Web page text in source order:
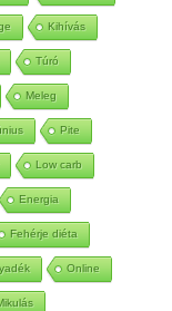
Kihívás
Túró
Meleg
Pite
Low carb
Energia
Fehérje diéta
Online